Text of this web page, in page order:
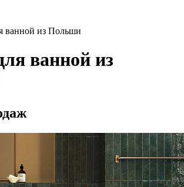
ванной из Польши
ванной из